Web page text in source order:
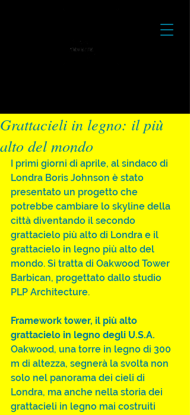
Grattacieli in legno: il più
alto del mondo
I primi giorni di aprile, al sindaco di
Londra Boris Johnson è stato
presentato un progetto che
potrebbe cambiare lo skyline della
città diventando il secondo
grattacielo più alto di Londra e il
grattacielo in legno più alto del
mondo. Si tratta di Oakwood Tower
Barbican, progettato dallo studio
PLP Architecture.
Framework tower, il più alto
grattacielo in legno degli U.S.A.
Oakwood, una torre in legno di 300
m di altezza, segnerà la svolta non
solo nel panorama dei cieli di
Londra, ma anche nella storia dei
grattacieli in legno mai costruiti